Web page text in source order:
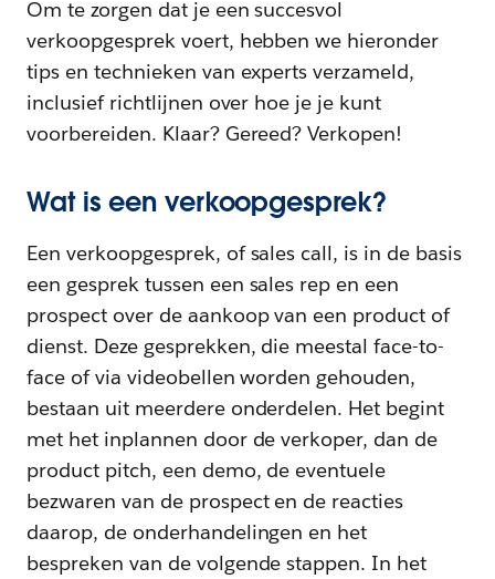
Om te zorgen dat je een succesvol
verkoopgesprek voert, hebben we hieronder
tips en technieken van experts verzameld,
inclusief richtlijnen over hoe je je kunt
voorbereiden. Klaar? Gereed? Verkopen!
Wat is een verkoopgesprek?
Een verkoopgesprek, of sales call, is in de basis
een gesprek tussen een sales rep en een
prospect over de aankoop van een product of
dienst. Deze gesprekken, die meestal face-to-
face of via videobellen worden gehouden,
bestaan uit meerdere onderdelen. Het begint
met het inplannen door de verkoper, dan de
product pitch, een demo, de eventuele
bezwaren van de prospect en de reacties
daarop, de onderhandelingen en het
bespreken van de volgende stappen. In het